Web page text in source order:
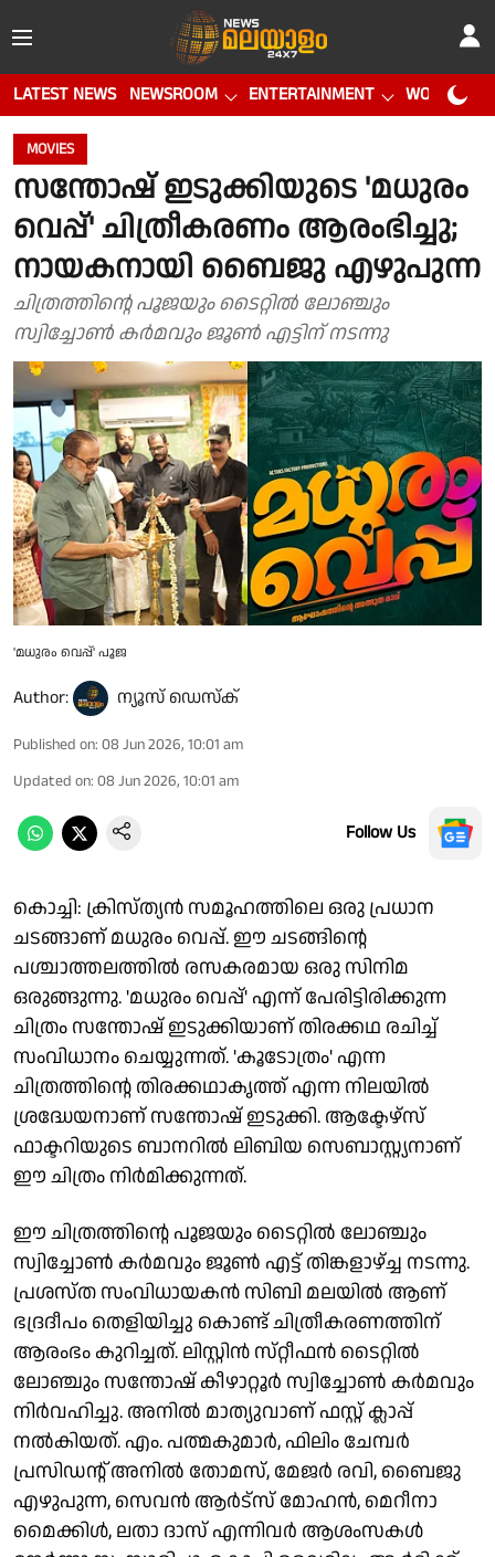
LATEST NEWS NEWSROOM ENTERTAINMENT WORLD CUP
MOVIES
സന്തോഷ് ഇടുക്കിയുടെ 'മധുരം
വെപ്പ്' ചിത്രീകരണം ആരംഭിച്ചു;
നായകനായി ബൈജു എഴുപുന്ന
ചിത്രത്തിന്റെ പൂജയും ടൈറ്റിൽ ലോഞ്ചും
സ്വിച്ചോൺ കർമവും ജൂൺ എട്ടിന് നടന്നു
'മധുരം വെപ്പ്' പൂജ
Author: ന്യൂസ് ഡെസ്ക്
Published on: 08 Jun 2026, 10:01 am
Updated on: 08 Jun 2026, 10:01 am
Follow Us
കൊച്ചി: ക്രിസ്ത്യൻ സമൂഹത്തിലെ ഒരു പ്രധാന
ചടങ്ങാണ് മധുരം വെപ്പ്. ഈ ചടങ്ങിന്റെ
പശ്ചാത്തലത്തിൽ രസകരമായ ഒരു സിനിമ
ഒരുങ്ങുന്നു. 'മധുരം വെപ്പ്' എന്ന് പേരിട്ടിരിക്കുന്ന
ചിത്രം സന്തോഷ് ഇടുക്കിയാണ് തിരക്കഥ രചിച്ച്
സംവിധാനം ചെയ്യുന്നത്. 'കൂടോത്രം' എന്ന
ചിത്രത്തിന്റെ തിരക്കഥാകൃത്ത് എന്ന നിലയിൽ
ശ്രദ്ധേയനാണ് സന്തോഷ് ഇടുക്കി. ആക്ടേഴ്സ്
ഫാക്ടറിയുടെ ബാനറിൽ ലിബിയ സെബാസ്റ്റ്യനാണ്
ഈ ചിത്രം നിർമിക്കുന്നത്.
ഈ ചിത്രത്തിന്റെ പൂജയും ടൈറ്റിൽ ലോഞ്ചും
സ്വിച്ചോൺ കർമവും ജൂൺ എട്ട് തിങ്കളാഴ്ച്ച നടന്നു.
പ്രശസ്‍ത സംവിധായകൻ സിബി മലയിൽ ആണ്
ഭദ്രദീപം തെളിയിച്ചു കൊണ്ട് ചിത്രീകരണത്തിന്
ആരംഭം കുറിച്ചത്. ലിസ്റ്റിൻ സ്‌റ്റീഫൻ ടൈറ്റിൽ
ലോഞ്ചും സന്തോഷ് കീഴാറ്റൂർ സ്വിച്ചോൺ കർമവും
നിർവഹിച്ചു. അനിൽ മാത്യുവാണ് ഫസ്റ്റ് ക്ലാപ്പ്
നൽകിയത്. എം. പത്മകുമാർ, ഫിലിം ചേമ്പർ
പ്രസിഡന്റ് അനിൽ തോമസ്, മേജർ രവി, ബൈജു
എഴുപുന്ന, സെവൻ ആർട്സ് മോഹൻ, മെറീനാ
മൈക്കിൾ, ലതാ ദാസ് എന്നിവർ ആശംസകൾ